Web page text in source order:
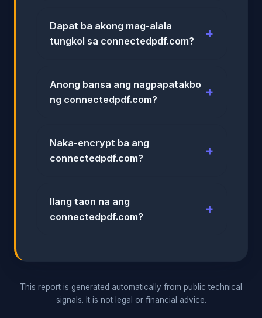
Dapat ba akong mag-alala
tungkol sa connectedpdf.com?
Anong bansa ang nagpapatakbo
ng connectedpdf.com?
Naka-encrypt ba ang
connectedpdf.com?
Ilang taon na ang
connectedpdf.com?
This report is generated automatically from public technical
signals. It is not legal or financial advice.